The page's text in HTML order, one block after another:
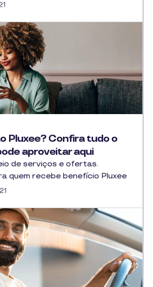
Pluxee? Confira tudo o
aproveitar aqui
de serviços e ofertas.
quem recebe benefício Pluxee